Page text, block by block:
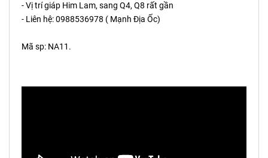
- Vị trí giáp Him Lam, sang Q4, Q8 rất gần
- Liên hệ: 0988536978 ( Mạnh Địa Ốc)
Mã sp: NA11.